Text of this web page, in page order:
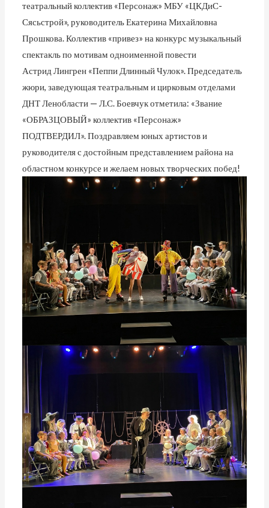
театральный коллектив «Персонаж» МБУ «ЦКДиС-
Сясьстрой», руководитель Екатерина Михайловна
Прошкова. Коллектив «привез» на конкурс музыкальный
спектакль по мотивам одноименной повести
Астрид Лингрен «Пеппи Длинный Чулок». Председатель
жюри, заведующая театральным и цирковым отделами
ДНТ Ленобласти — Л.С. Боевчук отметила: «Звание
«ОБРАЗЦОВЫЙ» коллектив «Персонаж»
ПОДТВЕРДИЛ». Поздравляем юных артистов и
руководителя с достойным представлением района на
областном конкурсе и желаем новых творческих побед!